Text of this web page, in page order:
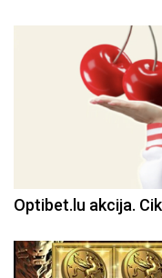
Optibet.lu akcija.